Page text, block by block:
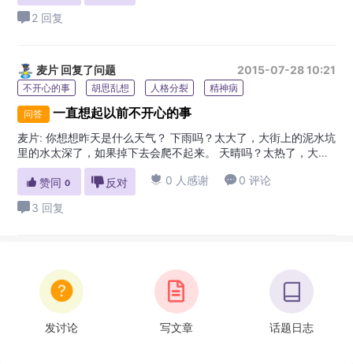
2 回复
麦片 回复了问题 2015-07-28 10:21
不开心的事 胡思乱想 人格分裂 精神病
问答 一直想起以前不开心的事
麦片: 你想想昨天是什么天气？ 下雨吗？太大了，大街上的泥水坑
里的水太深了，如果掉下去会爬不起来。 天晴吗？太热了，大太
阳晒得房子都要着火了，如果着火了启不是会烧起来。 …… 今天
是什么天气？ 下雨还是天晴？ ……今天会发生什么？就算是下
雨，今天你淋着的是今天的雨而不是昨天的，就算出太阳，今天
的太阳是新...
 赞同 0  反对  0 人感谢  0 评论
3 回复
发讨论 写文章 话题日志